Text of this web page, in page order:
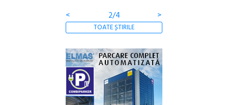
<
2/4 >
TOATE ȘTIRILE